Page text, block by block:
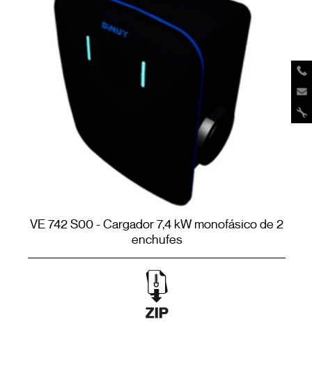
VE 742 S00 - Cargador 7,4 kW monofásico de 2
enchufes